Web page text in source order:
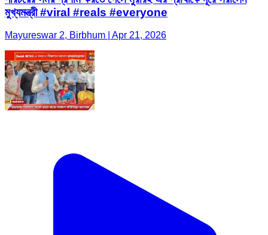
মুখ্যমন্ত্রী #viral #reals #everyone
Mayureswar 2, Birbhum | Apr 21, 2026